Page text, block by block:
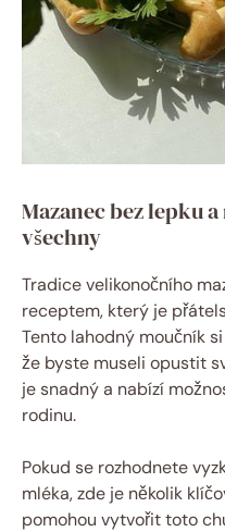
Mazanec bez lepku
⁤všechny
Tradice velikonočního
receptem, který je
Tento lahodný moučník
že byste museli opustit
je snadný a nabízí
rodinu.
Pokud se rozhodnete
mléka, ⁤zde je několik‌
pomohou vytvořit toto